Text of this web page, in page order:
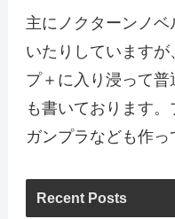
主にノクターンノ
いたりしていますが
プ＋に入り浸って普
も書いております
ガンプラなども作っ
Recent Posts